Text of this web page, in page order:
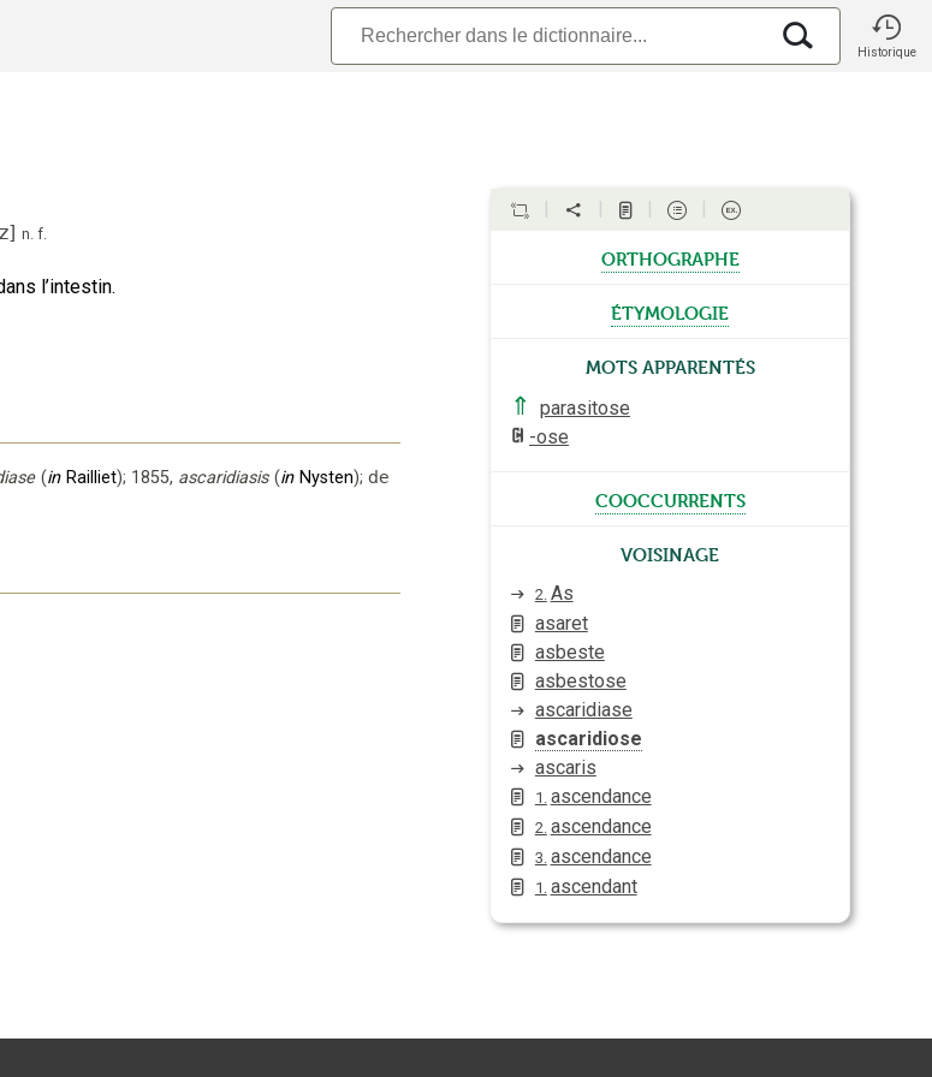
Historique
] n. f.
l’intestin.
(in Railliet); 1855, ascaridiasis (in Nysten); de
orthographe
étymologie
Mots apparentés
⇑
parasitose
-ose
cooccurrents
Voisinage
2. As
asaret
asbeste
asbestose
ascaridiase
ascaridiose
ascaris
1. ascendance
2. ascendance
3. ascendance
1. ascendant